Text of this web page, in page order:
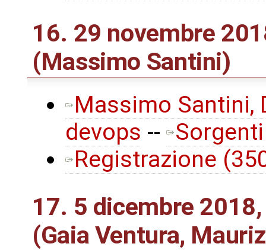
16. 29 novembre
(Massimo Santini)
Massimo Santini,
devops --
Sorgenti
Registrazione
17. 5 dicembre
(Gaia Ventura,